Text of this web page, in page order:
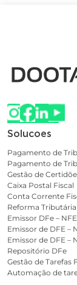
Solucoes
Pagamento de
Pagamento de
Gestão de
Caixa Postal Fiscal
Conta Corrente
Reforma Tributária
Emissor DFe – NFE
Emissor de DFE –
Emissor de DFE –
Repositório DFe
Gestão de Tarefas
Automação de